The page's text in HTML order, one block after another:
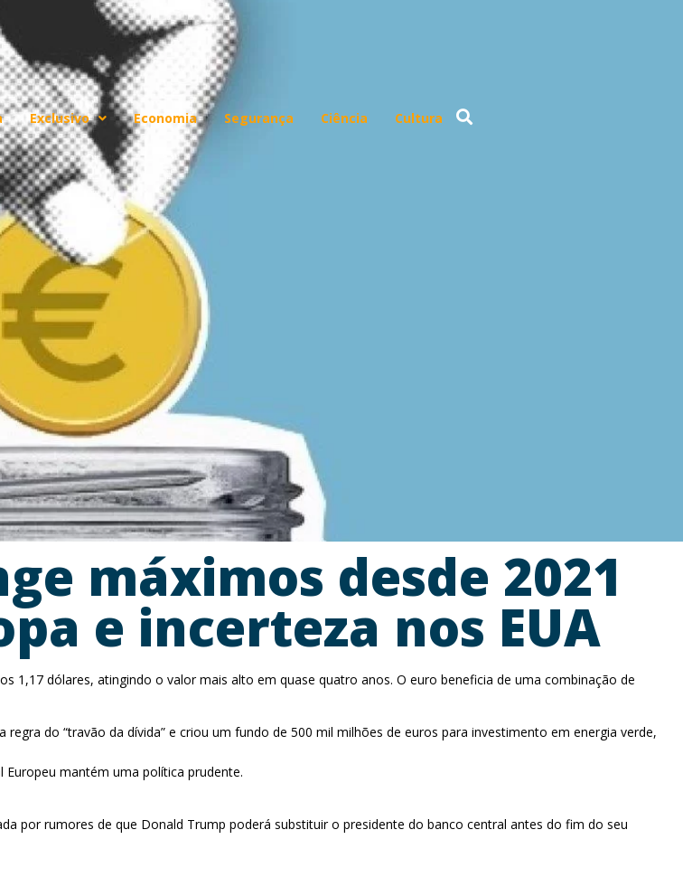
Exclusivo Economia Segurança Ciência Cultura
máximos desde 2021
e incerteza nos EUA
1,17 dólares, atingindo o valor mais alto em quase quatro anos. O euro beneficia de uma combinação de
do “travão da dívida” e criou um fundo de 500 mil milhões de euros para investimento em energia verde,
mantém uma política prudente.
por rumores de que Donald Trump poderá substituir o presidente do banco central antes do fim do seu